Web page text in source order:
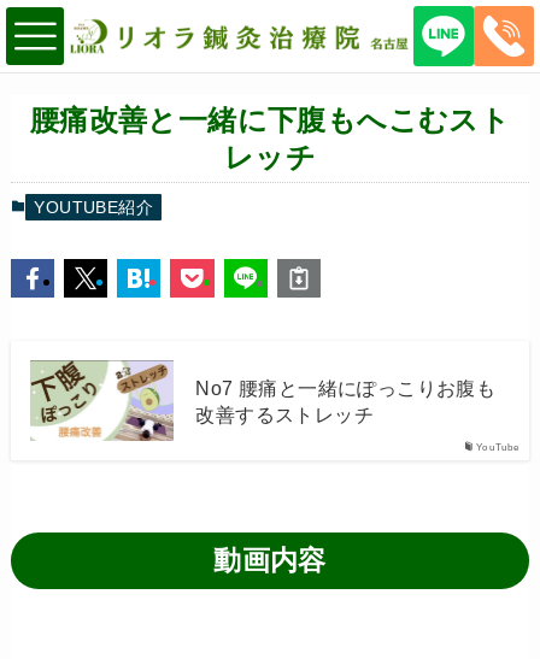
腰痛改善と一緒に下腹もへこむスト
レッチ
YOUTUBE紹介
YouTube
No7 腰痛と一緒にぽっこりお腹も
改善するストレッチ
動画内容